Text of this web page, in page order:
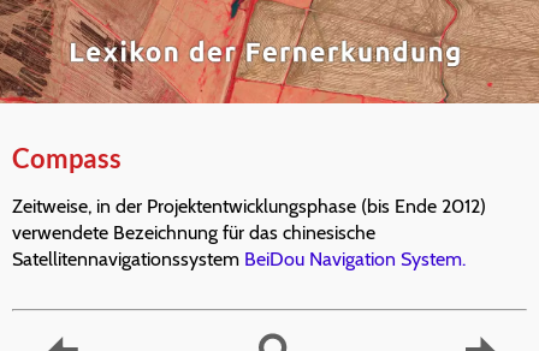
Compass
Zeitweise, in der Projektentwicklungsphase (bis Ende 2012)
verwendete Bezeichnung für das chinesische
Satellitennavigationssystem BeiDou Navigation System.